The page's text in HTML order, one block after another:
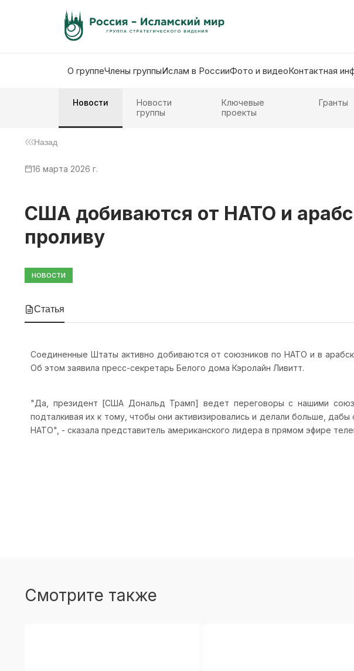
О группеЧлены группыИслам в РоссииФото и видеоКонтактная
Новости
Новости
группы
Ключевые
проекты
Гранты
Назад
16 марта 2026 г.
США добиваются от НАТО и
проливу
НОВОСТИ
Статья
Соединенные Штаты активно добиваются от союзников по НАТО и в
Об этом заявила пресс-секретарь Белого дома Кэролайн Ливитт.
"Да, президент [США Дональд Трамп] ведет переговоры с нашими
подталкивая их к тому, чтобы они активизировались и делали больше,
НАТО", - сказала представитель американского лидера в прямом эфире
Смотрите также